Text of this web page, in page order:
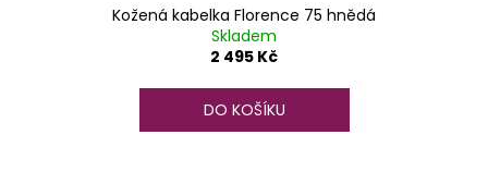
Kožená kabelka Florence 75 hnědá
Skladem
2 495 Kč
DO KOŠÍKU